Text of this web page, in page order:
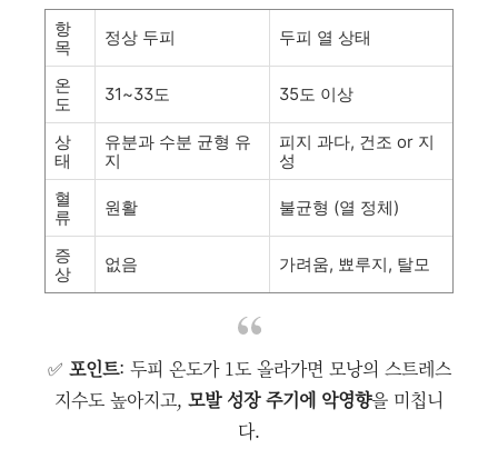
항
목
정상 두피 두피 열 상태
온
도
31~33도 35도 이상
상
태
유분과 수분 균형 유
지
피지 과다, 건조 or 지
성
혈
류
원활 불균형 (열 정체)
증
상
없음 가려움, 뾰루지, 탈모
✅ 포인트: 두피 온도가 1도 올라가면 모낭의 스트레스
지수도 높아지고, 모발 성장 주기에 악영향을 미칩니
다.